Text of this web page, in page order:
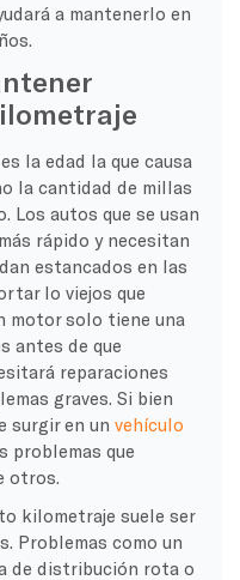
a mantenerlo en
la edad la que causa
la cantidad de millas
Los autos que se usan
rápido y necesitan
estancados en las
lo viejos que
motor solo tiene una
antes de que
reparaciones
graves. Si bien
surgir en un vehículo
problemas que
otros.
kilometraje suele ser
Problemas como un
de distribución rota o